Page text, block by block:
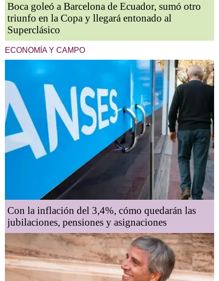
Boca goleó a Barcelona de Ecuador, sumó otro
triunfo en la Copa y llegará entonado al
Superclásico
ECONOMÍA Y CAMPO
Con la inflación del 3,4%, cómo quedarán las
jubilaciones, pensiones y asignaciones